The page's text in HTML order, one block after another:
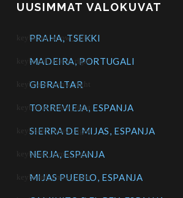
UUSIMMAT VALOKUVAT
PRAHA, TSEKKI
MADEIRA, PORTUGALI
GIBRALTAR
TORREVIEJA, ESPANJA
SIERRA DE MIJAS, ESPANJA
NERJA, ESPANJA
MIJAS PUEBLO, ESPANJA